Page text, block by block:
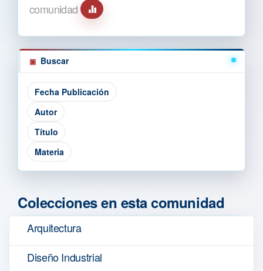
comunidad
Buscar
Colecciones en esta comunidad
Arquitectura
Diseño Industrial